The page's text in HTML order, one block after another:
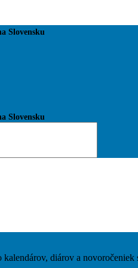
Slovensku
Slovensku
diárov a novoročeniek